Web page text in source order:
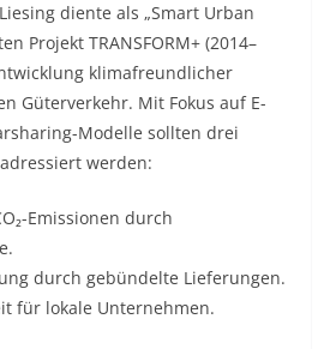
diente als „Smart Urban
Projekt TRANSFORM+ (2014–
klimafreundlicher
Güterverkehr. Mit Fokus auf E-
Modelle sollten drei
werden:
Emissionen durch
durch gebündelte Lieferungen.
für lokale Unternehmen.